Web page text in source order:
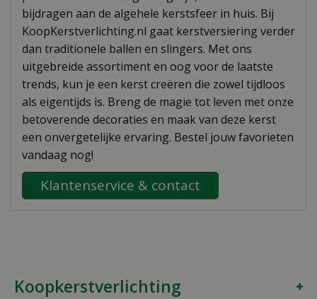
bijdragen aan de algehele kerstsfeer in huis. Bij
KoopKerstverlichting.nl gaat kerstversiering verder
dan traditionele ballen en slingers. Met ons
uitgebreide assortiment en oog voor de laatste
trends, kun je een kerst creëren die zowel tijdloos
als eigentijds is. Breng de magie tot leven met onze
betoverende decoraties en maak van deze kerst
een onvergetelijke ervaring. Bestel jouw favorieten
vandaag nog!
Klantenservice & contact
Koopkerstverlichting